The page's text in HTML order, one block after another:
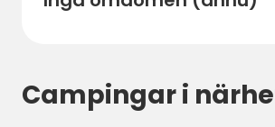
Campingar i